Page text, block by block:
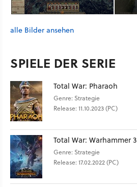
alle Bilder ansehen
SPIELE DER SERIE
Total War: Pharaoh
Genre: Strategie
Release: 11.10.2023 (PC)
Total War: Warhammer 3
Genre: Strategie
Release: 17.02.2022 (PC)